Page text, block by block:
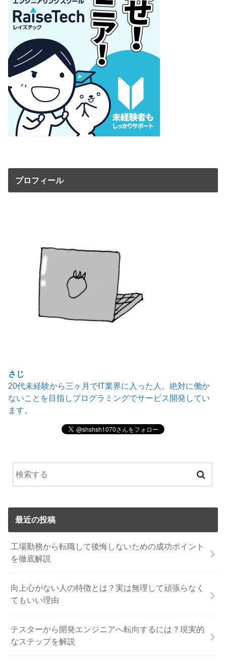
プロフィール
さじ
20代未経験から三ヶ月でIT業界に入った人。絶対に働か
ないことを目指しプログラミングでサービス開発してい
ます。
最近の投稿
工場勤務から転職して後悔しないための成功ポイント
を徹底解説
向上心がない人の特徴とは？実は無理して頑張らなく
てもいい理由
テスターから開発エンジニアへ転向するには？現実的
なステップを解説